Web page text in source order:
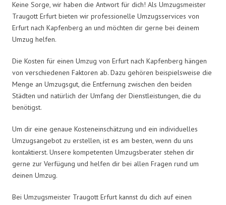
Keine Sorge, wir haben die Antwort für dich! Als Umzugsmeister
Traugott Erfurt bieten wir professionelle Umzugsservices von
Erfurt nach Kapfenberg an und möchten dir gerne bei deinem
Umzug helfen.
Die Kosten für einen Umzug von Erfurt nach Kapfenberg hängen
von verschiedenen Faktoren ab. Dazu gehören beispielsweise die
Menge an Umzugsgut, die Entfernung zwischen den beiden
Städten und natürlich der Umfang der Dienstleistungen, die du
benötigst.
Um dir eine genaue Kosteneinschätzung und ein individuelles
Umzugsangebot zu erstellen, ist es am besten, wenn du uns
kontaktierst. Unsere kompetenten Umzugsberater stehen dir
gerne zur Verfügung und helfen dir bei allen Fragen rund um
deinen Umzug.
Bei Umzugsmeister Traugott Erfurt kannst du dich auf einen